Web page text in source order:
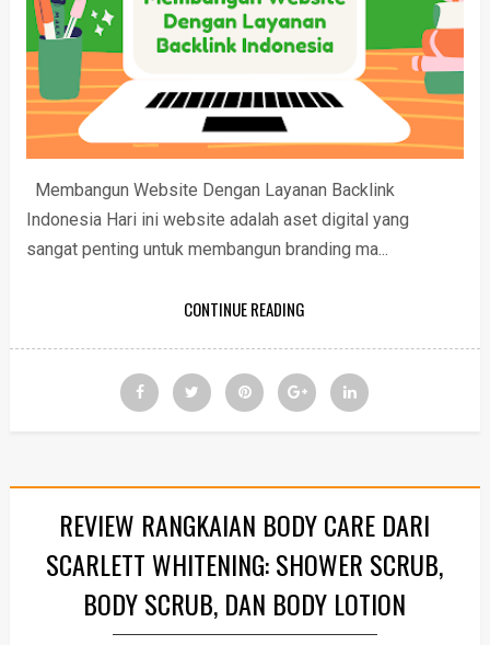
Membangun Website Dengan Layanan Backlink
Indonesia Hari ini website adalah aset digital yang
sangat penting untuk membangun branding ma...
CONTINUE READING
REVIEW RANGKAIAN BODY CARE DARI
SCARLETT WHITENING: SHOWER SCRUB,
BODY SCRUB, DAN BODY LOTION